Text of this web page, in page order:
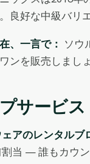
良好な中級バリ
、一言で： ソウ
ンを販売しましょ
サービ
アのレンタルブ
当 — 誰もカウ